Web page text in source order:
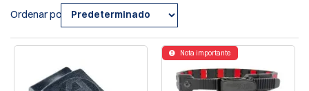
Ordenar por
Nota importante